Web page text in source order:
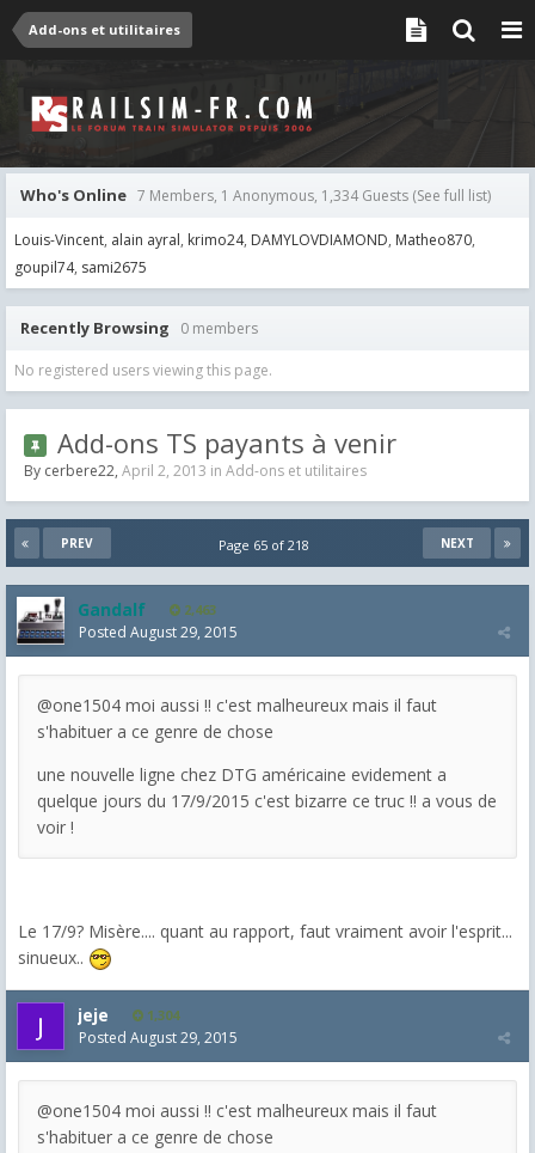
Add-ons et utilitaires
Who's Online 7 Members, 1 Anonymous, 1,334 Guests (See full list)
Louis-Vincent alain ayral krimo24 DAMYLOVDIAMOND Matheo870
goupil74 sami2675
Recently Browsing 0 members
No registered users viewing this page.
Add-ons TS payants à venir
By cerbere22, April 2, 2013 in Add-ons et utilitaires
PREV NEXT
Page 65 of 218
Gandalf 2,463
Posted August 29, 2015
@one1504 moi aussi !! c'est malheureux mais il faut
s'habituer a ce genre de chose
une nouvelle ligne chez DTG américaine evidement a
quelque jours du 17/9/2015 c'est bizarre ce truc !! a vous de
voir !
Le 17/9? Misère.... quant au rapport, faut vraiment avoir l'esprit...
sinueux..
jeje 1,304
Posted August 29, 2015
@one1504 moi aussi !! c'est malheureux mais il faut
s'habituer a ce genre de chose